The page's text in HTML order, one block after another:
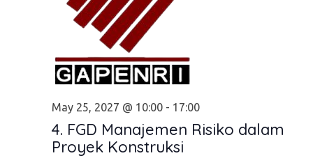
4. FGD Manajemen Risiko dalam
Proyek Konstruksi
May 25, 2027 @ 10:00- 17:00